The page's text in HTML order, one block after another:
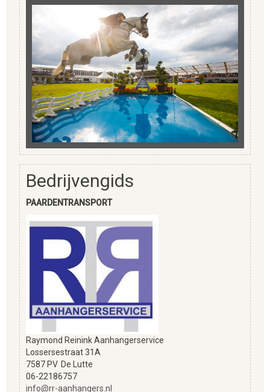
Bedrijvengids
PAARDENTRANSPORT
Raymond Reinink Aanhangerservice
Lossersestraat 31A
7587 PV De Lutte
06-22186757
info@rr-aanhangers.nl